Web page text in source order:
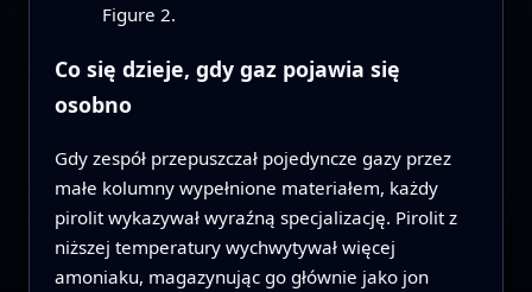
Figure 2.
Co się dzieje, gdy gaz pojawia się
osobno
Gdy zespół przepuszczał pojedyncze gazy przez
małe kolumny wypełnione materiałem, każdy
pirolit wykazywał wyraźną specjalizację. Pirolit z
niższej temperatury wychwytywał więcej
amoniaku, magazynując go głównie jako jon